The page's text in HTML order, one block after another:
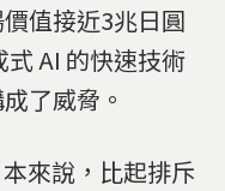
值接近3兆日圓
式 AI 的快速技術
了威脅。
來說，比起排斥